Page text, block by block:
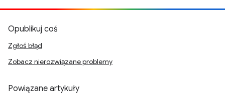
Opublikuj coś
Zgłoś błąd
Zobacz nierozwiązane problemy
Powiązane artykuły